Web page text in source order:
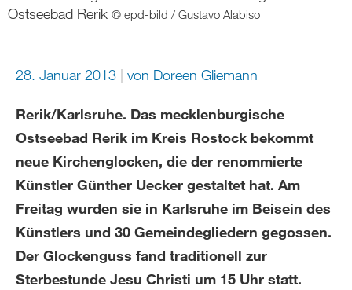
Ostseebad Rerik © epd-bild / Gustavo Alabiso
28. Januar 2013 von Doreen Gliemann
Rerik/Karlsruhe. Das mecklenburgische
Ostseebad Rerik im Kreis Rostock bekommt
neue Kirchenglocken, die der renommierte
Künstler Günther Uecker gestaltet hat. Am
Freitag wurden sie in Karlsruhe im Beisein des
Künstlers und 30 Gemeindegliedern gegossen.
Der Glockenguss fand traditionell zur
Sterbestunde Jesu Christi um 15 Uhr statt.